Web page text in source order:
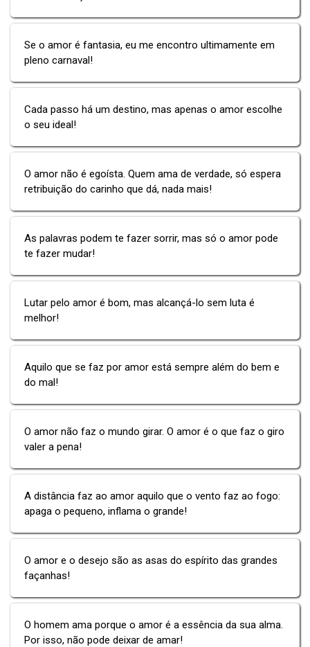
Se o amor é fantasia, eu me encontro ultimamente em
pleno carnaval!
Cada passo há um destino, mas apenas o amor escolhe
o seu ideal!
O amor não é egoísta. Quem ama de verdade, só espera
retribuição do carinho que dá, nada mais!
As palavras podem te fazer sorrir, mas só o amor pode
te fazer mudar!
Lutar pelo amor é bom, mas alcançá-lo sem luta é
melhor!
Aquilo que se faz por amor está sempre além do bem e
do mal!
O amor não faz o mundo girar. O amor é o que faz o giro
valer a pena!
A distância faz ao amor aquilo que o vento faz ao fogo:
apaga o pequeno, inflama o grande!
O amor e o desejo são as asas do espírito das grandes
façanhas!
O homem ama porque o amor é a essência da sua alma.
Por isso, não pode deixar de amar!